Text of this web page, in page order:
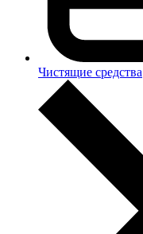
Чистящие средства